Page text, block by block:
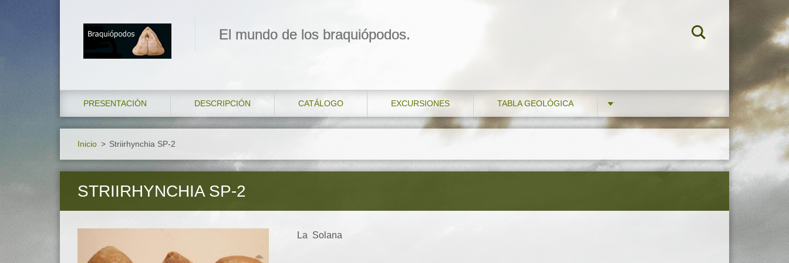
El mundo de los braquiópodos.
PRESENTACIÓN DESCRIPCIÓN CATÁLOGO EXCURSIONES TABLA GEOLÓGICA
Inicio > Striirhynchia SP-2
STRIIRHYNCHIA SP-2
La Solana